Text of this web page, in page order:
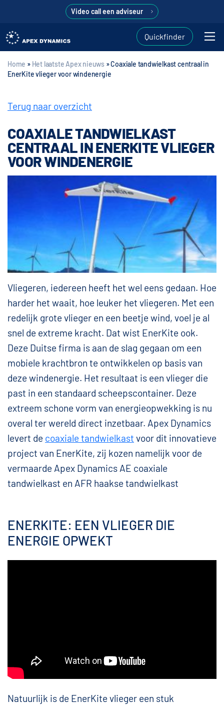
Video call een adviseur
Quickfinder
Home » Het laatste Apex nieuws »Coaxiale tandwielkast centraal in
EnerKite vlieger voor windenergie
Terug naar overzicht
COAXIALE TANDWIELKAST
CENTRAAL IN ENERKITE VLIEGER
VOOR WINDENERGIE
Vliegeren, iedereen heeft het wel eens gedaan. Hoe
harder het waait, hoe leuker het vliegeren. Met een
redelijk grote vlieger en een beetje wind, voel je al
snel de extreme kracht. Dat wist EnerKite ook.
Deze Duitse firma is aan de slag gegaan om een
mobiele krachtbron te ontwikkelen op basis van
deze windenergie. Het resultaat is een vlieger die
past in een standaard scheepscontainer. Deze
extreem schone vorm van energieopwekking is nu
overal ter wereld direct inzetbaar. Apex Dynamics
levert de coaxiale tandwielkast voor dit innovatieve
project van EnerKite, zij kozen namelijk voor de
vermaarde Apex Dynamics AE coaxiale
tandwielkast en AFR haakse tandwielkast
ENERKITE: EEN VLIEGER DIE
ENERGIE OPWEKT
Natuurlijk is de EnerKite vlieger een stuk